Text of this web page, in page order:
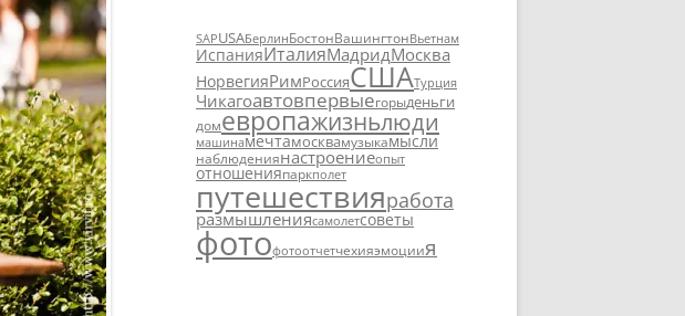
SAPUSAБерлинБостонВашингтонВьетнам
ИспанияИталияМадридМосква
НорвегияРимРоссияСШАТурция
Чикагоавтовпервыегорыденьги
домевропажизньлюди
машинамечтамосквамузыкамысли
наблюдениянастроениеопыт
отношенияпаркполет
путешествияработа
размышлениясамолетсоветы
фотофотоотчетчехияэмоциия